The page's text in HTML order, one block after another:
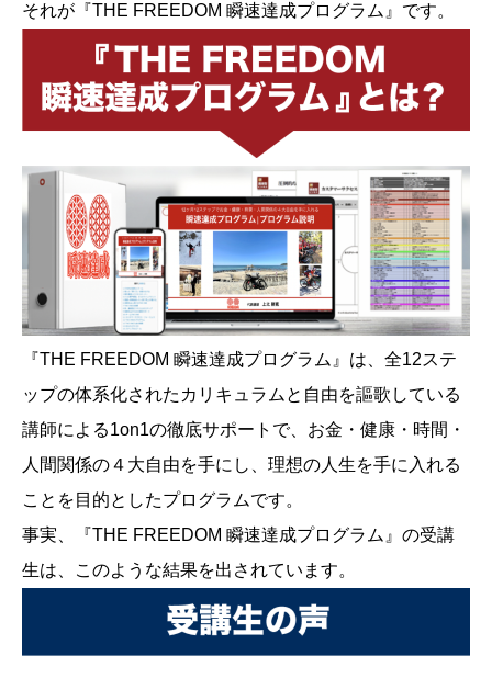
それが『THE FREEDOM 瞬速達成プログラム』です。
『THE FREEDOM 瞬速達成プログラム』は、全12ステ
ップの体系化されたカリキュラムと自由を謳歌している
講師による1on1の徹底サポートで、お金・健康・時間・
人間関係の４大自由を手にし、理想の人生を手に入れる
ことを目的としたプログラムです。
事実、『THE FREEDOM 瞬速達成プログラム』の受講
生は、このような結果を出されています。